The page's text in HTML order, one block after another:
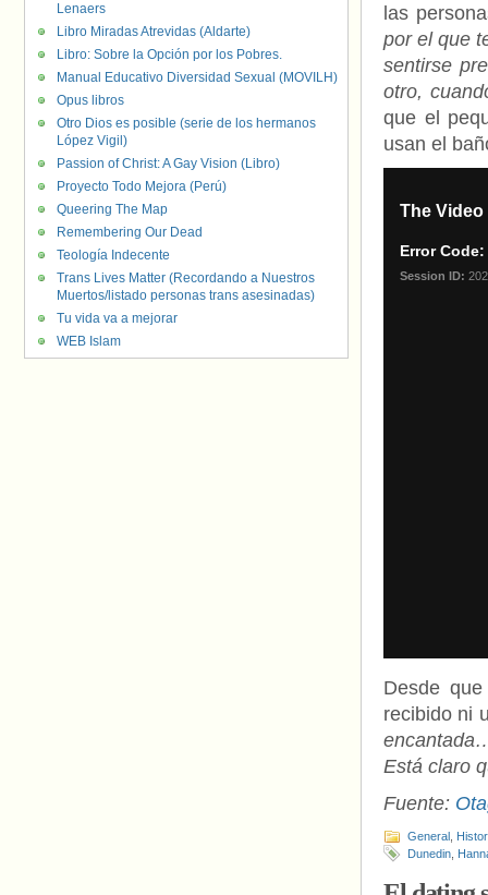
las
por el que
sentirse
otro,
que el
usan el
Desde
recibido ni
Está claro
Fuente:
General
Dunedin
Lenaers
Libro Miradas Atrevidas (Aldarte)
Libro: Sobre la Opción por los Pobres.
Manual Educativo Diversidad Sexual (MOVILH)
Opus libros
Otro Dios es posible (serie de los hermanos
López Vigil)
Passion of Christ: A Gay Vision (Libro)
Proyecto Todo Mejora (Perú)
Queering The Map
Remembering Our Dead
Teología Indecente
Trans Lives Matter (Recordando a Nuestros
Muertos/listado personas trans asesinadas)
Tu vida va a mejorar
WEB Islam